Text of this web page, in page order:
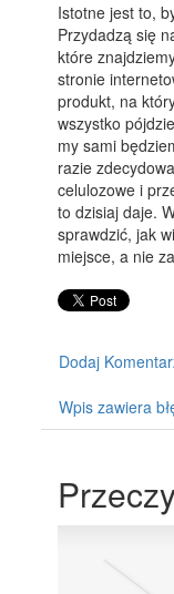
Istotne jest to,
Przydadzą się
które
stronie
produkt, na
wszystko
my sami
razie
celulozowe i
to dzisiaj daje.
sprawdzić, jak
miejsce, a nie
Dodaj
Wpis zawiera